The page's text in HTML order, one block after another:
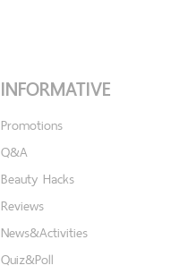
INFORMATIVE
Promotions
Q&A
Beauty Hacks
Reviews
News&Activities
Quiz&Poll